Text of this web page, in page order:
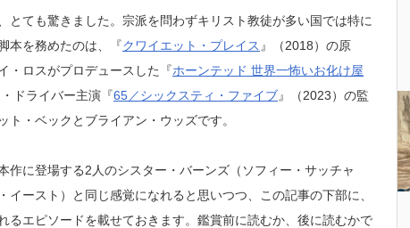
とても驚きました。宗派を問わずキリスト教徒が多い国では特に
本を務めたのは、『クワイエット・プレイス 』（2018）の原
・ロスがプロデュースした『ホーンテッド 世界一怖いお化け屋
ドライバー主演『65／シックスティ・ファイブ』（2023）の監
・ベックとブライアン・ウッズです。
作に登場する2人のシスター・バーンズ（ソフィー・サッチャ
イースト）と同じ感覚になれると思いつつ、この記事の下部に、
るエピソードを載せておきます。鑑賞前に読むか、後に読むかで